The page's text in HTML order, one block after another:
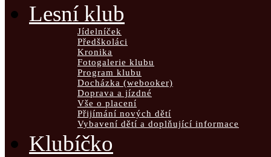
Lesní klub
Jídelníček
Předškoláci
Kronika
Fotogalerie klubu
Program klubu
Docházka (webooker)
Doprava a jízdné
Vše o placení
Přijímání nových dětí
Vybavení dětí a doplňující informace
Klubíčko